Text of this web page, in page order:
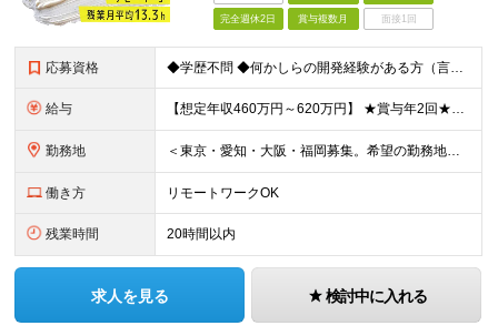
完全週休2日 賞与複数月 面接1回
応募資格 ◆学歴不問 ◆何かしらの開発経験がある方（言語不問） ＜以下のような方を歓迎します＞ ◎自社プロダクト開発に携わりたい方 ◎新しいサービスの企画から挑戦してみたい方 ◎これまでの経験を活かし管理職を
給与 【想定年収460万円～620万円】 ★賞与年2回★勤務地手当あり 月給30万円～41万円 ＜各種手当＞ ■勤務地手当（東京2万円／月、大阪1万円／月、名古屋5000円／月） ■通勤手当（月額5万円ま
勤務地 ＜東京・愛知・大阪・福岡募集。希望の勤務地で働けます＞ 希望通りの配属＆転勤も基本なし！ 「プロジェクト人員の枠を広げたい」などといった、 会社からの強制的な異動・出向依頼はありません。 ■東京オフ
働き方 リモートワークOK
残業時間 20時間以内
求人を見る 検討中に入れる